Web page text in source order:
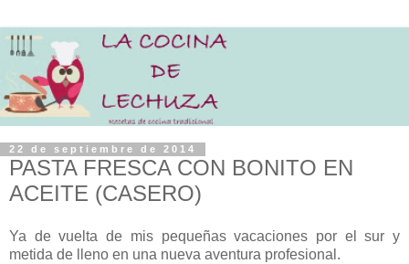
22 de septiembre de 2014
PASTA FRESCA CON BONITO EN
ACEITE (CASERO)
Ya de vuelta de mis pequeñas vacaciones por el sur y
metida de lleno en una nueva aventura profesional.